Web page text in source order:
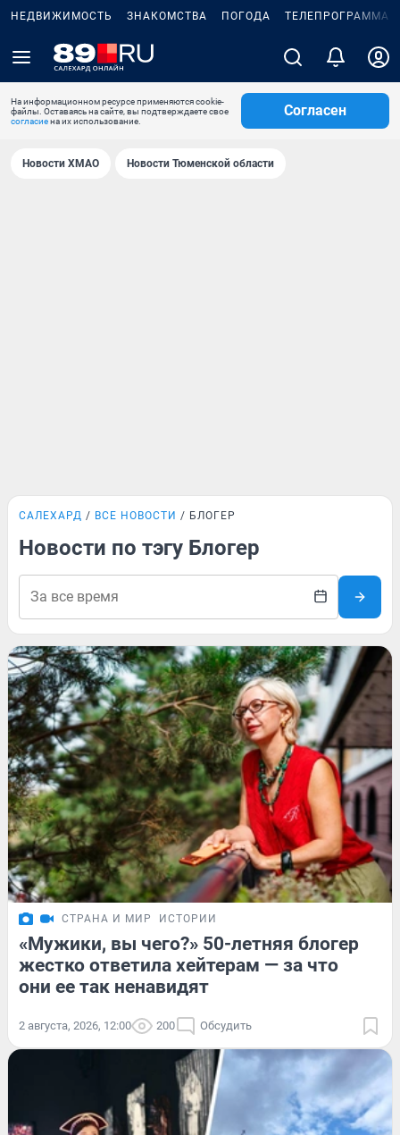
НЕДВИЖИМОСТЬ ЗНАКОМСТВА ПОГОДА ТЕЛЕПРОГРАММА
На информационном ресурсе применяются cookie-
файлы. Оставаясь на сайте, вы подтверждаете свое
согласиена их использование.
Согласен
Новости ХМАО Новости Тюменской области
САЛЕХАРД ВСЕ НОВОСТИ БЛОГЕР
Новости по тэгу Блогер
СТРАНА И МИР ИСТОРИИ
«Мужики, вы чего?» 50-летняя блогер
жестко ответила хейтерам — за что
они ее так ненавидят
2 августа, 2026, 12:00 200 Обсудить